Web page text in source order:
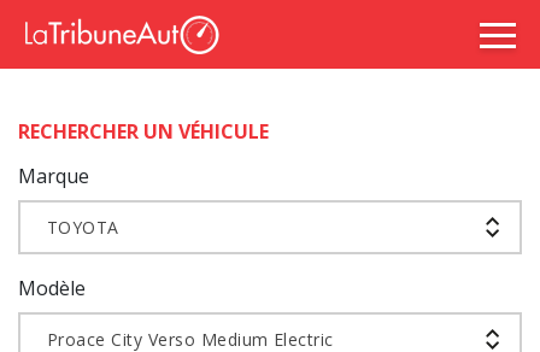
RECHERCHER UN VÉHICULE
Marque
TOYOTA
Modèle
Proace City Verso Medium Electric